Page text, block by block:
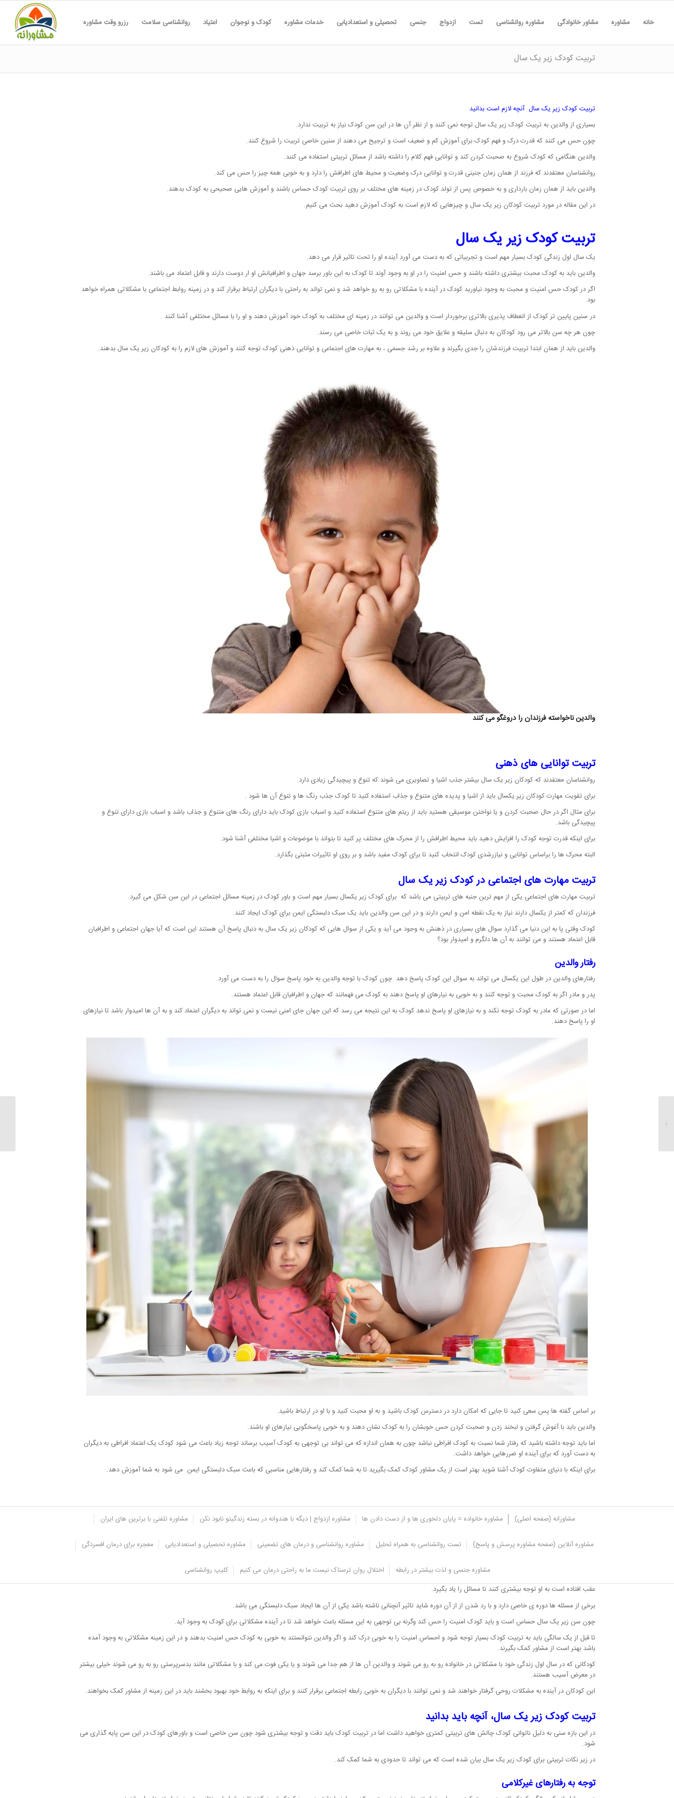
خانه مشاوره مشاور خانوادگی مشاوره روانشناسی تست ازدواج جنسی تحصیلی و استعدادیابی خدمات مشاوره کودک و نوجوان اعتیاد روانشناسی سلامت رزرو وقت مشاوره
تربیت کودک زیر یک سال
تربیت کودک زیر یک سال آنچه لازم است بدانید
بسیاری از والدین به تربیت کودک زیر یک سال توجه نمی کنند و از نظر آن ها در این سن کودک نیاز به تربیت ندارد.
چون حس می کنند که قدرت درک و فهم کودک برای آموزش کم و ضعیف است و ترجیح می دهند از سنین خاصی تربیت را شروع کنند.
والدین هنگامی که کودک شروع به صحبت کردن کند و توانایی فهم کلام را داشته باشد از مسائل تربیتی استفاده می کنند.
روانشناسان معتقدند که فرزند از همان زمان جنینی قدرت و توانایی درک وضعیت و محیط های اطرافش را دارد و به خوبی همه چیز را حس می کند.
والدین باید از همان زمان بارداری و به خصوص پس از تولد کودک در زمینه های مختلف بر روی تربیت کودک حساس باشند و آموزش هایی صحیحی به کودک بدهند.
در این مقاله در مورد تربیت کودکان زیر یک سال و چیزهایی که لازم است به کودک آموزش دهید بحث می کنیم.
تربیت کودک زیر یک سال
یک سال اول زندگی کودک بسیار مهم است و تجربیاتی که به دست می آورد آینده او را تحت تاثیر قرار می دهد.
والدین باید به کودک محبت بیشتری داشته باشند و حس امنیت را در او به وجود آوند تا کودک به این باور برسد جهان و اطرافیانش او ار دوست دارند و قابل اعتماد می باشند.
اگر در کودک حس امنیت و محبت به وجود نیاورید کودک در آینده با مشکلاتی رو به رو خواهد شد و نمی تواند به راحتی با دیگران ارتباط برقرار کند و در زمینه روابط اجتماعی با مشکلاتی همراه خواهد
بود.
در سنین پایین تر کودک از انعطاف پذیری بالاتری برخوردار است و والدین می توانند در زمینه ای مختلف به کودک خود آموزش دهند و او را با مسائل مختلفی آشنا کنند .
چون هر چه سن بالاتر می رود کودکان به دنبال سلیقه و علایق خود می روند و به یک ثبات خاصی می رسند.
والدین باید از همان ابتدا تربیت فرزندشان را جدی بگیرند و علاوه بر رشد جسمی ، به مهارت های اجتماعی و توانایی ذهنی کودک توجه کنند و آموزش های لازم را به کودکان زیر یک سال بدهند.
والدین ناخواسته فرزندان را دروغگو می کنند
تربیت توانایی های ذهنی
روانشناسان معتقدند که کودکان زیر یک سال بیشتر جذب اشیا و تصاویری می شوند که تنوع و پیچیدگی زیادی دارد.
برای تقویت مهارت کودکان زیر یکسال باید از اشیا و پدیده های متنوع و جذاب استفاده کنید تا کودک جذب رنگ ها و تنوع آن ها شود .
برای مثال اگر در حال صحبت کردن و یا نواختن موسیقی هستید باید از ریتم های متنوع استفاده کنید و اسباب بازی کودک باید دارای رنگ های متنوع و جذاب باشد و اسباب بازی دارای تنوع و
پیچیدگی باشد.
برای اینکه قدرت توجه کودک را افزایش دهید باید محیط اطرافش را از محرک های مختلف پر کنید تا بتواند با موضوعات و اشیا مختلفی آشنا شود.
البته محرک ها را براساس توانایی و نیازرشدی کودک انتخاب کنید تا برای کودک مفید باشد و بر روی او تاثیرات مثبتی بگذارد.
تربیت مهارت های اجتماعی در کودک زیر یک سال
تربیت مهارت های اجتماعی یکی از مهم ترین جنبه های تربیتی می باشد که برای کودک زیر یکسال بسیار مهم است و باور کودک در زمینه مسائل اجتماعی در این سن شکل می گیرد.
فرزندان که کمتر از یکسال دارند نیاز به یک نقطه امن و ایمن دارند و در این سن والدین باید یک سبک دلبستگی ایمن برای کودک ایجاد کنند.
کودک وقتی پا به این دنیا می گذارد سوال های بسیاری در ذهنش به وجود می آید و یکی از سوال هایی که کودکان زیر یک سال به دنبال پاسخ آن هستند این است که آیا جهان اجتماعی و اطرافیان
قابل اعتماد هستند و می توانند به آن ها دلگرم و امیدوار بود؟
رفتار والدین
رفتارهای والدین در طول این یکسال می تواند به سوال این کودک پاسخ دهد چون کودک با توجه والدین به خود پاسخ سوال را به دست می آورد.
پدر و مادر اگر به کودک محبت و توجه کنند و به خوبی به نیارهای او پاسخ دهند به کودک می فهمانند که جهان و اطرافیان قابل اعتماد هستند.
اما در صورتی که مادر به کودک توجه نکند و به نیازهای او پاسخ ندهد کودک به این نتیجه می رسد که این جهان جای امنی نیست و نمی تواند به دیگران اعتماد کند و به آن ها امیدوار باشد تا نیازهای
او را پاسخ دهند.
بر اساس گفته ها پس سعی کنید تا جایی که امکان دارد در دسترس کودک باشید و به او محبت کنید و با او در ارتباط باشید.
والدین باید با آغوش گرفتن و لبخند زدن و صحبت کردن حس خوبشان را به کودک نشان دهند و به خوبی پاسخگویی نیازهای او باشند.
اما باید توجه داشته باشید که رفتار شما نسبت به کودک افراطی نباشد چون به همان اندازه که می تواند بی توجهی به کودک آسیب برساند توجه زیاد باعث می شود کودک یک اعتماد افراطی به دیگران
به دست آورد که برای آینده او ضررهایی خواهد داشت.
برای اینکه با دنیای متفاوت کودک آشنا شوید بهتر است از یک مشاور کودک کمک بگیرید تا به شما کمک کند و رفتارهایی مناسبی که باعث سبک دلبستگی ایمن می شود به شما آموزش دهد.
مشاورانه (صفحه اصلی) مشاوره خانواده = پایان دلخوری ها و از دست دادن ها مشاوره ازدواج | دیگه با هندوانه در بسته زندگیتو نابود نکن مشاوره تلفنی با برترین های ایران
مشاوره آنلاین (صفحه مشاوره پرسش و پاسخ) تست روانشناسی به همراه تحلیل مشاوره روانشناسی و درمان های تضمینی مشاوره تحصیلی و استعدادیابی معجزه برای درمان افسردگی
مشاوره جنسی و لذت بیشتر در رابطه اختلال روان ترسناک نیست ما به راحتی درمان می کنیم کلیپ روانشناسی
کودکان بسیار انعطاف پذیر هستند و رشد آن ها با انعطاف پذیری بالایی همراه است و والدین می توانند کم کاری خود را جبران کنند و در زمینه تربیتی و رشدی اگر کودک نسبت به همسن و سالش
عقب افتاده است به او توجه بیشتری کنند تا مسائل را یاد بگیرد.
برخی از مسئله ها دوره ی خاصی دارد و با رد شدن از از آن دوره شاید تاثیر آنچنانی ناشته باشد یکی از آن ها ایجاد سبک دلبستگی می باشد.
چون سن زیر یک سال حساس است و باید کودک امنیت را حس کند وگرنه بی توجهی به این مسئله باعث خواهد شد تا در آینده مشکلاتی برای کودک به وجود آید.
تا قبل از یک سالگی باید به تربیت کودک بسیار توجه شود و احساس امنیت را به خوبی درک کند و اگر والدین نتوانستند به خوبی به کودک حس امنیت بدهند و در این زمینه مشکلاتی به وجود آمده
باشد بهتر است از مشاور کمک بگیرند.
کودکانی که در سال اول زندگی خود با مشکلاتی در خانواده رو به رو می شوند و والدین آن ها از هم جدا می شوند و یا یکی فوت می کند و با مشکلاتی مانند بدسرپرستی رو به رو می شوند خیلی بیشتر
در معرض آسیب هستند.
این کودکان در آینده به مشکلات روحی گرفتار خواهند شد و نمی توانند با دیگران به خوبی رابطه اجتماعی برقرار کنند و برای اینکه به روابط خود بهبود بخشند باید در این زمینه از مشاور کمک بخواهند.
تربیت کودک زیر یک سال، آنچه باید بدانید
در این بازه سنی به دلیل ناتوانی کودک چالش های تربیتی کمتری خواهید داشت اما در تربیت کودک باید دقت و توجه بیشتری شود چون سن خاصی است و باورهای کودک در این سن پایه گذاری می
شود.
در زیر نکات تربیتی برای کودک زیر یک سال بیان شده است که می تواند تا حدودی به شما کمک کند.
توجه به رفتارهای غیرکلامی
ویژگی های رشدی کودکان